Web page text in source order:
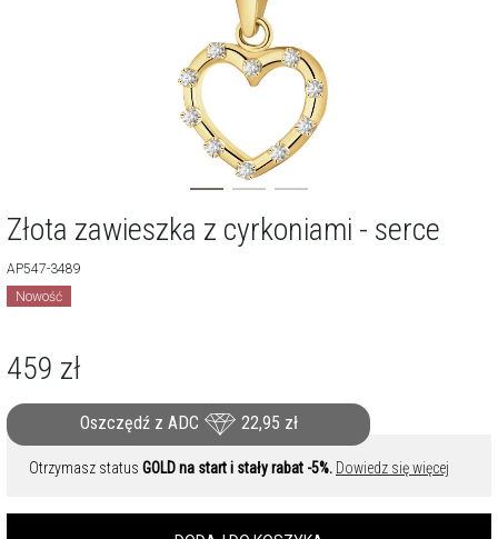
Złota zawieszka z cyrkoniami - serce
AP547-3489
Nowość
459 zł
Oszczędź z ADC 22,95 zł
Otrzymasz status GOLD na start i stały rabat -5%. Dowiedz się więcej